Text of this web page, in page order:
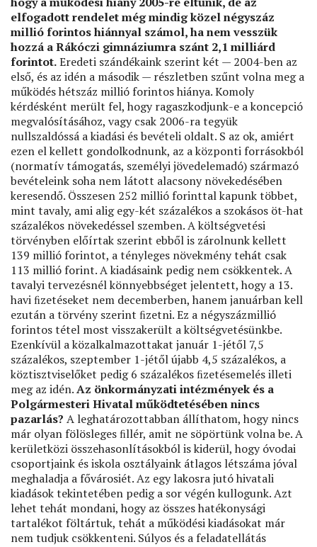
elfogadott rendelet még mindig közel négyszáz
millió forintos hiánnyal számol, ha nem vesszük
hozzá a Rákóczi gimnáziumra szánt 2,1 milliárd
forintot.Eredeti szándékaink szerint két — 2004-ben az
első, és az idén a második — részletben szűnt volna meg a
működés hétszáz millió forintos hiánya. Komoly
kérdésként merült fel, hogy ragaszkodjunk-e a koncepció
megvalósításához, vagy csak 2006-ra tegyük
nullszaldóssá a kiadási és bevételi oldalt. S az ok, amiért
ezen el kellett gondolkodnunk, az a központi forrásokból
(normatív támogatás, személyi jövedelemadó) származó
bevételeink soha nem látott alacsony növekedésében
keresendő. Összesen 252 millió forinttal kapunk többet,
mint tavaly, ami alig egy-két százalékos a szokásos öt-hat
százalékos növekedéssel szemben. A költségvetési
törvényben előírtak szerint ebből is zárolnunk kellett
139 millió forintot, a tényleges növekmény tehát csak
113 millió forint. A kiadásaink pedig nem csökkentek. A
tavalyi tervezésnél könnyebbséget jelentett, hogy a 13.
havi ﬁzetéseket nem decemberben, hanem januárban kell
ezután a törvény szerint ﬁzetni. Ez a négyszázmillió
forintos tétel most visszakerült a költségvetésünkbe.
Ezenkívül a közalkalmazottakat január 1-jétől 7,5
százalékos, szeptember 1-jétől újabb 4,5 százalékos, a
köztisztviselőket pedig 6 százalékos ﬁzetésemelés illeti
meg az idén.Az önkormányzati intézmények és a
Polgármesteri Hivatal működtetésében nincs
pazarlás? A leghatározottabban állíthatom, hogy nincs
már olyan fölösleges ﬁllér, amit ne söpörtünk volna be. A
kerületközi összehasonlításokból is kiderül, hogy óvodai
csoportjaink és iskola osztályaink átlagos létszáma jóval
meghaladja a fővárosiét. Az egy lakosra jutó hivatali
kiadások tekintetében pedig a sor végén kullogunk. Azt
lehet tehát mondani, hogy az összes hatékonysági
tartalékot föltártuk, tehát a működési kiadásokat már
nem tudjuk csökkenteni. Súlyos és a feladatellátás